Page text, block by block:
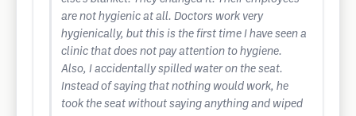
are not hygienic at all. Doctors work very
hygienically, but this is the first time I have seen a
clinic that does not pay attention to hygiene.
Also, I accidentally spilled water on the seat.
Instead of saying that nothing would work, he
took the seat without saying anything and wiped